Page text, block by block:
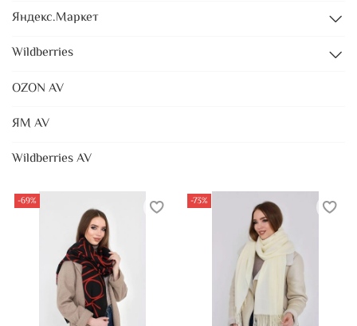
-69% -73%
Яндекс.Маркет
Wildberries
OZON AV
ЯМ AV
Wildberries AV